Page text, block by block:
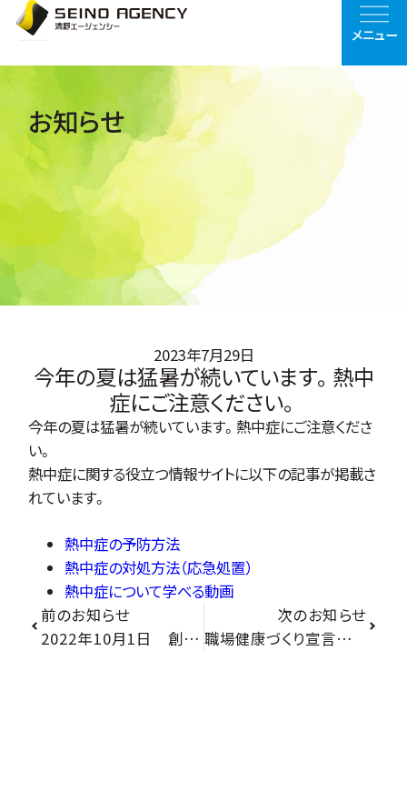
メニュー
お知らせ
今年の夏は猛暑が続いています。熱中
症にご注意ください。
2023年7月29日
今年の夏は猛暑が続いています。熱中症にご注意くださ
い。
熱中症に関する役立つ情報サイトに以下の記事が掲載さ
れています。
熱中症の予防方法
熱中症の対処方法（応急処置）
熱中症について学べる動画
前のお知らせ
2022年10月1日 創業30周年を迎えることができました。
次のお知らせ
職場健康づくり宣言事業者の認定を受けました